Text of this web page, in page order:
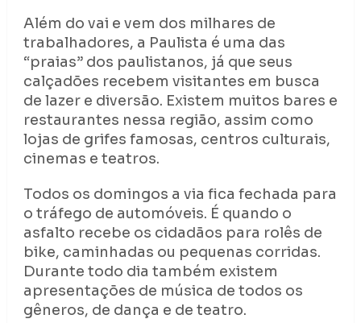
Além do vai e vem dos milhares de
trabalhadores, a Paulista é uma das
“praias” dos paulistanos, já que seus
calçadões recebem visitantes em busca
de lazer e diversão. Existem muitos bares e
restaurantes nessa região, assim como
lojas de grifes famosas, centros culturais,
cinemas e teatros.
Todos os domingos a via fica fechada para
o tráfego de automóveis. É quando o
asfalto recebe os cidadãos para rolês de
bike, caminhadas ou pequenas corridas.
Durante todo dia também existem
apresentações de música de todos os
gêneros, de dança e de teatro.